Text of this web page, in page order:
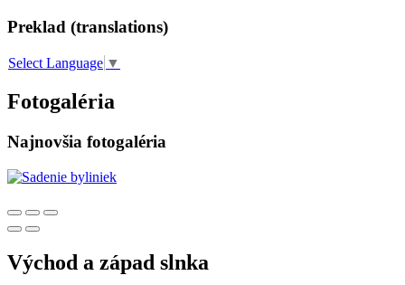
Preklad (translations)
Select Language ▼
Fotogaléria
Najnovšia fotogaléria
Východ a západ slnka